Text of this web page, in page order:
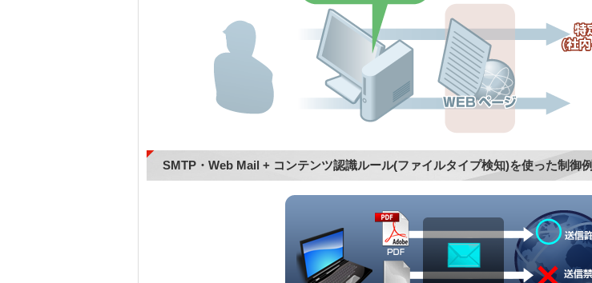
SMTP・Web Mail + コンテンツ認識ルール(ファイルタイプ検知)を使った制御例